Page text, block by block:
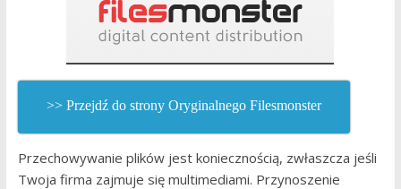
>> Przejdź do strony Oryginalnego Filesmonster
Przechowywanie plików jest koniecznością, zwłaszcza jeśli
Twoja firma zajmuje się multimediami. Przynoszenie